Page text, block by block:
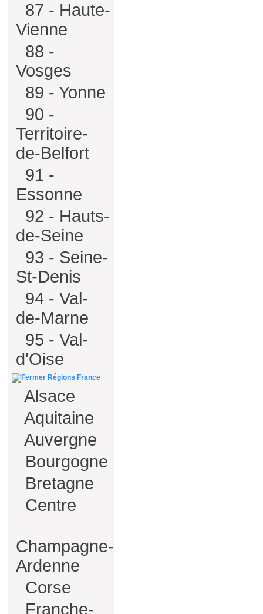
87 - Haute-
Vienne
88 -
Vosges
89 - Yonne
90 -
Territoire-
de-Belfort
91 -
Essonne
92 - Hauts-
de-Seine
93 - Seine-
St-Denis
94 - Val-
de-Marne
95 - Val-
d'Oise
Régions France
Alsace
Aquitaine
Auvergne
Bourgogne
Bretagne
Centre
Champagne-
Ardenne
Corse
Franche-